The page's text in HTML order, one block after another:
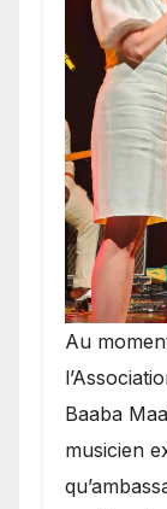
​Au
Baaba
musicien